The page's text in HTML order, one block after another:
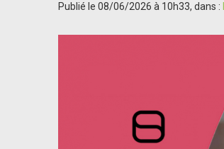
Publié le 08/06/2026 à 10h33, dans :